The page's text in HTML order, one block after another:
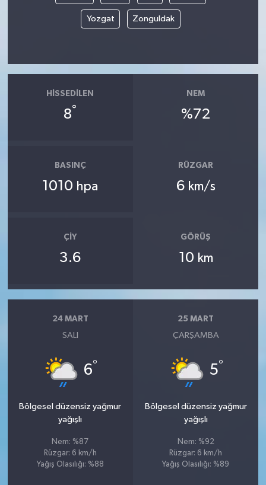
Yozgat Zonguldak
HISSEDILEN
8°
NEM
%72
BASINÇ
1010 hpa
RÜZGAR
6 km/s
ÇIY
3.6
GÖRÜŞ
10 km
24 MART
SALI
6°
Bölgesel düzensiz yağmur
yağışlı
Nem: %87
Rüzgar: 6 km/h
Yağış Olasılığı: %88
25 MART
ÇARŞAMBA
5°
Bölgesel düzensiz yağmur
yağışlı
Nem: %92
Rüzgar: 6 km/h
Yağış Olasılığı: %89